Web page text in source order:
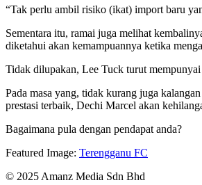
“Tak perlu ambil risiko (ikat) import baru
Sementara itu, ramai juga melihat
diketahui akan kemampuannya ketika
Tidak dilupakan, Lee Tuck turut
Pada masa yang, tidak kurang juga
prestasi terbaik, Dechi Marcel akan
Bagaimana pula dengan pendapat anda?
Featured Image: Terengganu FC
© 2025 Amanz Media Sdn Bhd